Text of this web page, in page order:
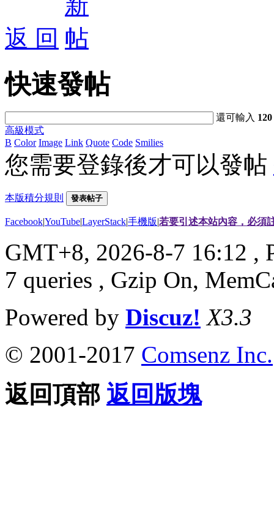
返 回
快速發帖
還可輸入 120
高級模式
B Color Image Link Quote Code Smilies
您需要登錄後才可以發帖
本版積分規則 發表帖子
Facebook|YouTube|LayerStack|手機版|若要引述本站內容，必須
GMT+8, 2026-8-7 16:12 ,
7 queries , Gzip On,
Powered by Discuz! X3.3
© 2001-2017 Comsenz Inc.
返回頂部 返回版塊